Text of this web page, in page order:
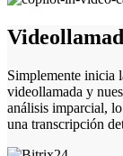
Simplemente inicia
videollamada y
análisis imparcial,
una transcripción